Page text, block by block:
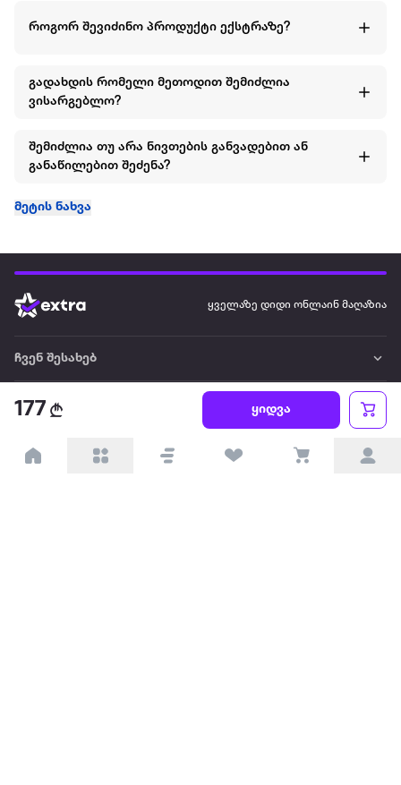
177 ყიდვა
როგორ შევიძინო პროდუქტი ექსტრაზე?
გადახდის რომელი მეთოდით შემიძლია
ვისარგებლო?
შემიძლია თუ არა ნივთების განვადებით ან
განაწილებით შეძენა?
მეტის ნახვა
ყველაზე დიდი ონლაინ მაღაზია
ჩვენ შესახებ
წესები და პირობები
პარტნიორებისთვის